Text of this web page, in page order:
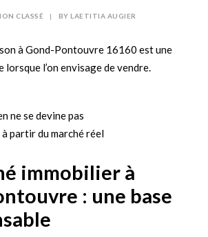
CLASSÉ | BY LAETITIA AUGIER
à Gond-Pontouvre 16160 est une
l’on envisage de vendre.
ne se devine pas
partir du marché réel
immobilier à
: une base